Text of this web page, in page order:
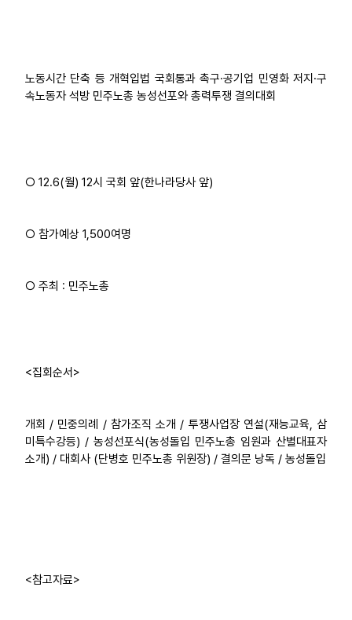
노동시간 단축 등 개혁입법 국회통과 촉구·공기업 민영화 저지·구
속노동자 석방 민주노총 농성선포와 총력투쟁 결의대회
○ 12.6(월) 12시 국회 앞(한나라당사 앞)
○ 참가예상 1,500여명
○ 주최 : 민주노총
<집회순서>
개회 / 민중의례 / 참가조직 소개 / 투쟁사업장 연설(재능교육, 삼
미특수강등) / 농성선포식(농성돌입 민주노총 임원과 산별대표자
소개) / 대회사 (단병호 민주노총 위원장) / 결의문 낭독 / 농성돌입
<참고자료>